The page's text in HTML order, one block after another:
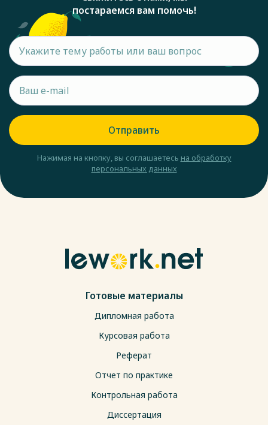
постараемся вам помочь!
Отправить
Нажимая на кнопку, вы соглашаетесь на обработку
персональных данных
Готовые материалы
Дипломная работа
Курсовая работа
Реферат
Отчет по практике
Контрольная работа
Диссертация